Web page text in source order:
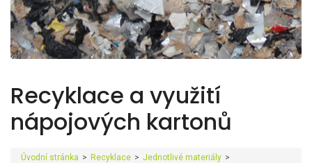
Recyklace a využití
nápojových kartonů
Úvodní stránka > Recyklace > Jednotlivé materiály >